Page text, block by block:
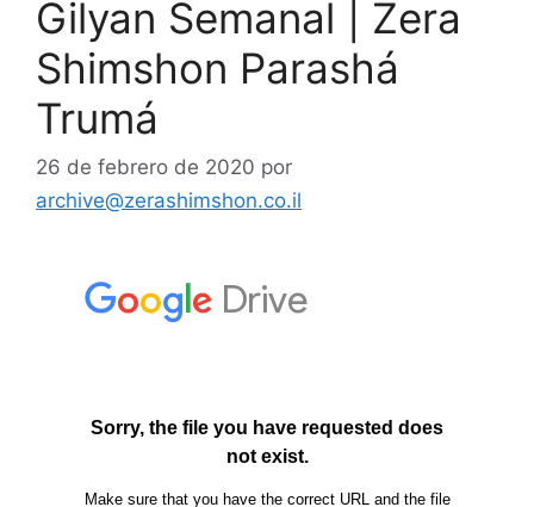
Gilyan Semanal | Zera
Shimshon Parashá
Trumá
26 de febrero de 2020 por
archive@zerashimshon.co.il